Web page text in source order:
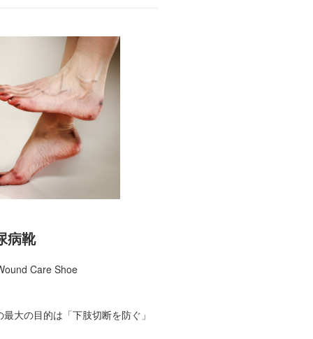
病靴
Care Shoe
大の目的は「下肢切断を防ぐ」